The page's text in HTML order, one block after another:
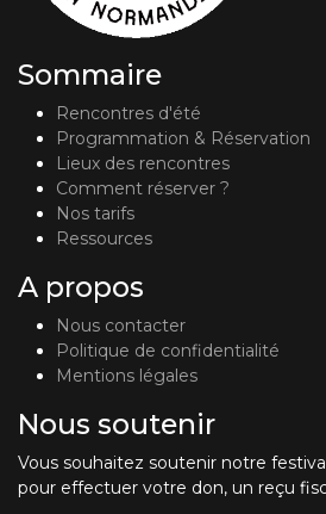
Sommaire
Rencontres d'été
Programmation & Réservation
Lieux des rencontres
Comment réserver ?
Nos tarifs
Ressources
A propos
Nous contacter
Politique de confidentialité
Mentions légales
Nous soutenir
Vous souhaitez soutenir notre
pour effectuer votre don, un reçu